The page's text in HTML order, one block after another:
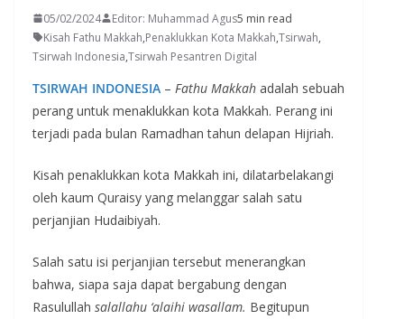
05/02/2024 Editor: Muhammad Agus5 min read
Kisah Fathu Makkah,Penaklukkan Kota Makkah,Tsirwah,
Tsirwah Indonesia,Tsirwah Pesantren Digital
TSIRWAH INDONESIA – Fathu Makkah adalah sebuah
perang untuk menaklukkan kota Makkah. Perang ini
terjadi pada bulan Ramadhan tahun delapan Hijriah.
Kisah penaklukkan kota Makkah ini, dilatarbelakangi
oleh kaum Quraisy yang melanggar salah satu
perjanjian Hudaibiyah.
Salah satu isi perjanjian tersebut menerangkan
bahwa, siapa saja dapat bergabung dengan
Rasulullah salallahu ‘alaihi wasallam. Begitupun